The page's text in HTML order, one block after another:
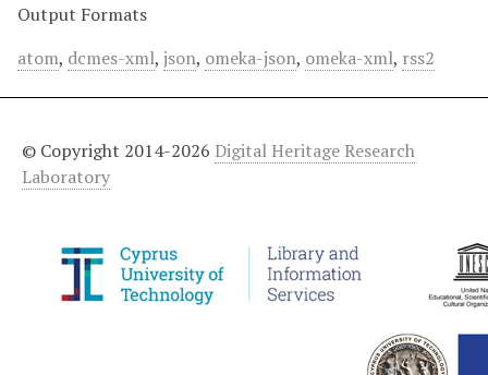
Output Formats
atom, dcmes-xml, json, omeka-json, omeka-xml, rss2
© Copyright 2014-2026 Digital Heritage Research
Laboratory